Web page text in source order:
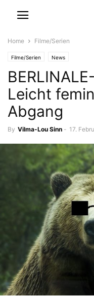
Home Filme/Serien
Filme/Serien News
Leicht
Abgang
By Vilma-Lou Sinn - 17.